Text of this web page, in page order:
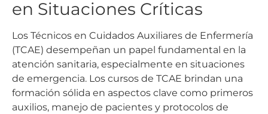
en Situaciones Críticas
Los Técnicos en Cuidados Auxiliares de Enfermería
(TCAE) desempeñan un papel fundamental en la
atención sanitaria, especialmente en situaciones
de emergencia. Los cursos de TCAE brindan una
formación sólida en aspectos clave como primeros
auxilios, manejo de pacientes y protocolos de